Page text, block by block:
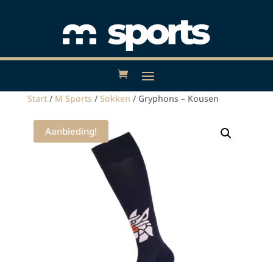
Start/ M Sports / Sokken / Gryphons – Kousen
Aanbieding!